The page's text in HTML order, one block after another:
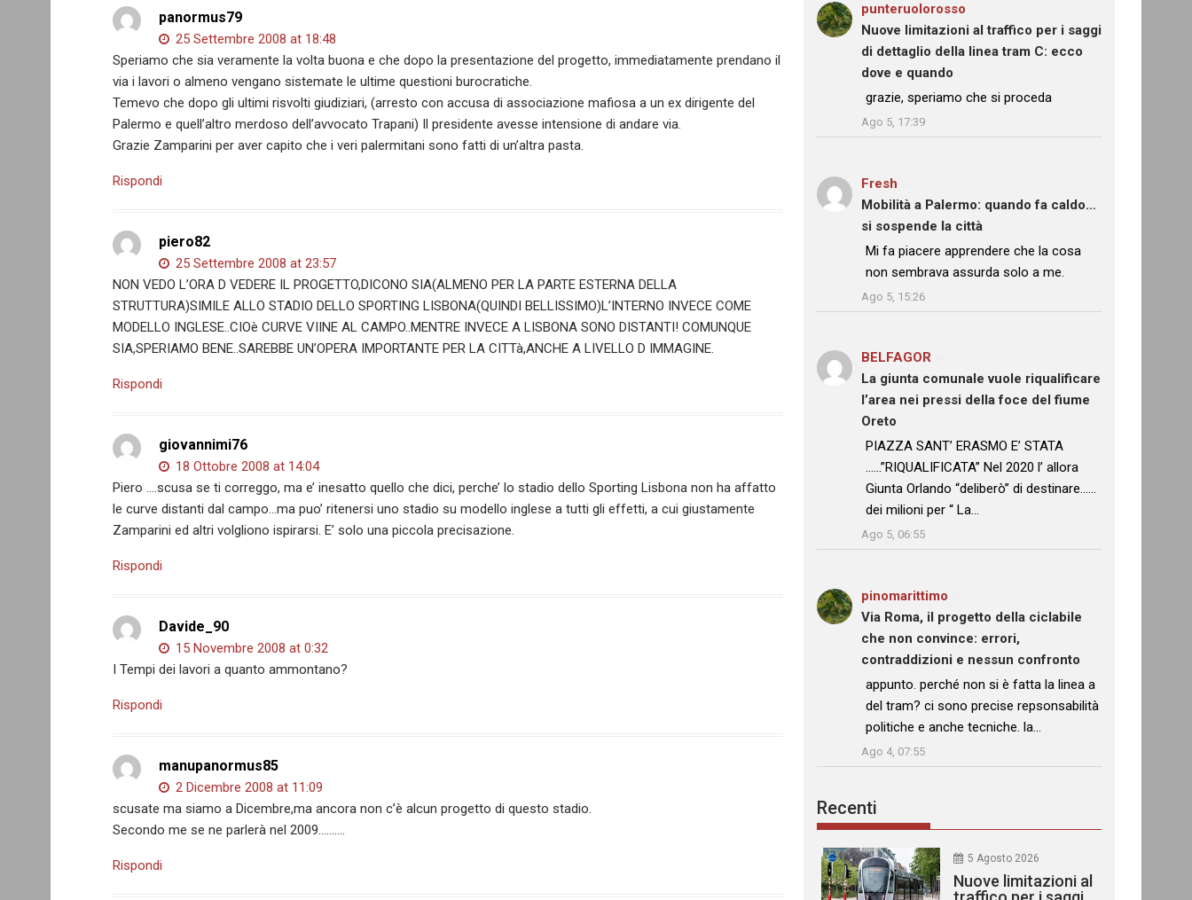
panormus79
25 Settembre 2008 at 18:48
Speriamo che sia veramente la volta buona e che dopo la presentazione del progetto, immediatamente prendano il
via i lavori o almeno vengano sistemate le ultime questioni burocratiche.
Temevo che dopo gli ultimi risvolti giudiziari, (arresto con accusa di associazione mafiosa a un ex dirigente del
Palermo e quell’altro merdoso dell’avvocato Trapani) Il presidente avesse intensione di andare via.
Grazie Zamparini per aver capito che i veri palermitani sono fatti di un’altra pasta.
Rispondi
piero82
25 Settembre 2008 at 23:57
NON VEDO L’ORA D VEDERE IL PROGETTO,DICONO SIA(ALMENO PER LA PARTE ESTERNA DELLA
STRUTTURA)SIMILE ALLO STADIO DELLO SPORTING LISBONA(QUINDI BELLISSIMO)L’INTERNO INVECE COME
MODELLO INGLESE..CIOè CURVE VIINE AL CAMPO..MENTRE INVECE A LISBONA SONO DISTANTI! COMUNQUE
SIA,SPERIAMO BENE..SAREBBE UN’OPERA IMPORTANTE PER LA CITTà,ANCHE A LIVELLO D IMMAGINE.
Rispondi
giovannimi76
18 Ottobre 2008 at 14:04
Piero ….scusa se ti correggo, ma e’ inesatto quello che dici, perche’ lo stadio dello Sporting Lisbona non ha affatto
le curve distanti dal campo…ma puo’ ritenersi uno stadio su modello inglese a tutti gli effetti, a cui giustamente
Zamparini ed altri volgliono ispirarsi. E’ solo una piccola precisazione.
Rispondi
Davide_90
15 Novembre 2008 at 0:32
I Tempi dei lavori a quanto ammontano?
Rispondi
manupanormus85
2 Dicembre 2008 at 11:09
scusate ma siamo a Dicembre,ma ancora non c’è alcun progetto di questo stadio.
Secondo me se ne parlerà nel 2009……….
Rispondi
punteruolorosso
Nuove limitazioni al traffico per i saggi
di dettaglio della linea tram C: ecco
dove e quando
: “
grazie, speriamo che si proceda
Ago 5, 17:39
Fresh
Mobilità a Palermo: quando fa caldo…
si sospende la città
: “
Mi fa piacere apprendere che la cosa
non sembrava assurda solo a me.
Ago 5, 15:26
BELFAGOR
La giunta comunale vuole riqualificare
l’area nei pressi della foce del fiume
Oreto
: “
PIAZZA SANT’ ERASMO E’ STATA
……”RIQUALIFICATA” Nel 2020 l’ allora
Giunta Orlando “deliberò” di destinare……
dei milioni per “ La…
Ago 5, 06:55
pinomarittimo
Via Roma, il progetto della ciclabile
che non convince: errori,
contraddizioni e nessun confronto
: “
appunto. perché non si è fatta la linea a
del tram? ci sono precise repsonsabilità
politiche e anche tecniche. la…
Ago 4, 07:55
Recenti
5 Agosto 2026
Nuove limitazioni al